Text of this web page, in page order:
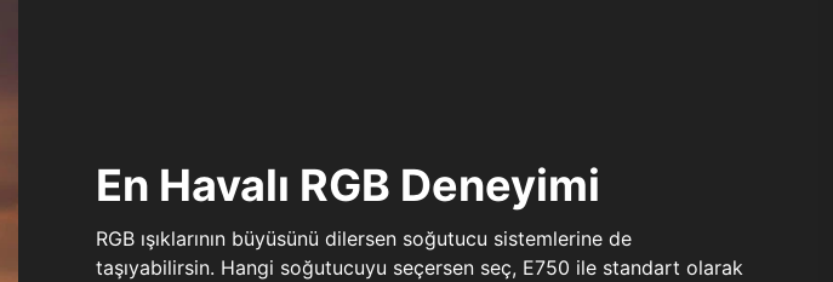
En Havalı RGB Deneyimi
RGB ışıklarının büyüsünü dilersen soğutucu sistemlerine de
taşıyabilirsin. Hangi soğutucuyu seçersen seç, E750 ile standart olarak